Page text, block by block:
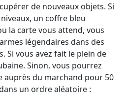
de nouveaux objets. Si
un coffre bleu
la carte vous attend, vous
légendaires dans des
Si vous avez fait le plein de
Sinon, vous pourrez
auprès du marchand pour 50
un ordre aléatoire :